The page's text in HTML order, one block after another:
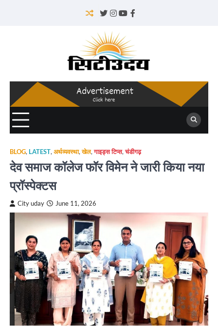
Twitter
Instagram
YouTube
Facebook
BLOG, LATEST, अर्थव्यवस्था,खेल,गाइड्स टिप्स,चंडीगढ़
देव समाज कॉलेज फॉर विमेन ने जारी किया नया
प्रॉस्पेक्टस
City uday June 11, 2026